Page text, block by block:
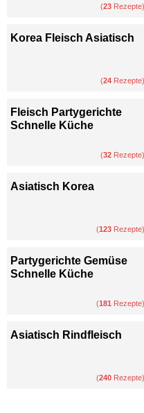
(23 Rezepte)
Korea Fleisch Asiatisch
(24 Rezepte)
Fleisch Partygerichte
Schnelle Küche
(32 Rezepte)
Asiatisch Korea
(123 Rezepte)
Partygerichte Gemüse
Schnelle Küche
(181 Rezepte)
Asiatisch Rindfleisch
(240 Rezepte)